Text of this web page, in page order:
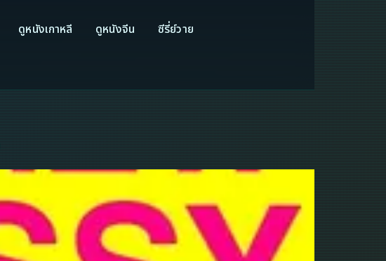
ดูหนังเกาหลี ดูหนังจีน
ซีรี่ย์วาย